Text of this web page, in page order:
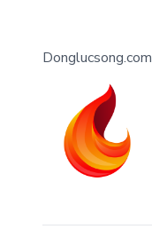
Donglucsong.com